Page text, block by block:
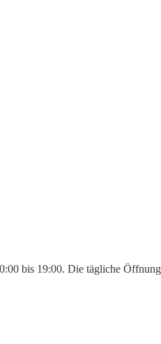
bis 19:00. Die tägliche